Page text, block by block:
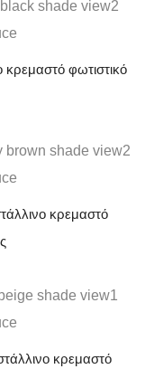
φωτιστικό
κρεμαστό
κρεμαστό